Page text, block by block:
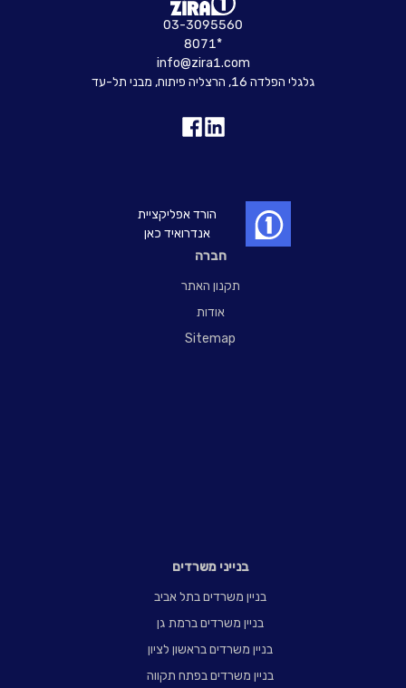
חברה
תקנון האתר
אודות
Sitemap
בנייני משרדים
בניין משרדים בתל אביב
בניין משרדים ברמת גן
בניין משרדים בראשון לציון
בניין משרדים בפתח תקווה
03-3095560
8071*
info@zira1.com
גלגלי הפלדה 16, הרצליה פיתוח, מבני תל-עד
הורד אפליקציית
אנדרואיד כאן